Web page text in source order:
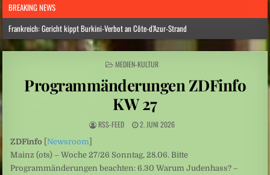
BREAKING NEWS
Frankreich: Gericht kippt Burkini-Verbot an Côte-d’Azur-Strand
Hitzewelle: Rekordtief: Rhein-Pegel sinkt in Düsseldorf auf 15 Zentimeter
Österreich: Eine ganz neue Form von Chefsessel
Leute: Das Arschloch am Set sein? Für Frauen keine Option
Schüsse nahe Bangkok: Thailand: 14-Jähriger tötet mehrere Menschen an Schule
POSTED
MEDIEN-KULTUR
Programmänderungen ZDFinfo
KW 27
RSS-FEED 2. JUNI 2026
ZDFinfo [Newsroom]
Mainz (ots) – Woche 27/26 Sonntag, 28.06. Bitte
Programmänderungen beachten: 6.30 Warum Judenhass? –